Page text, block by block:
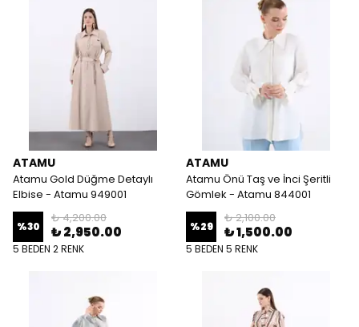
ATAMU
Atamu Gold Düğme Detaylı
Elbise - Atamu 949001
%30
₺ 4,200.00
₺ 2,950.00
5 BEDEN 2 RENK
ATAMU
Atamu Önü Taş ve İnci Şeritli
Gömlek - Atamu 844001
%29
₺ 2,100.00
₺ 1,500.00
5 BEDEN 5 RENK